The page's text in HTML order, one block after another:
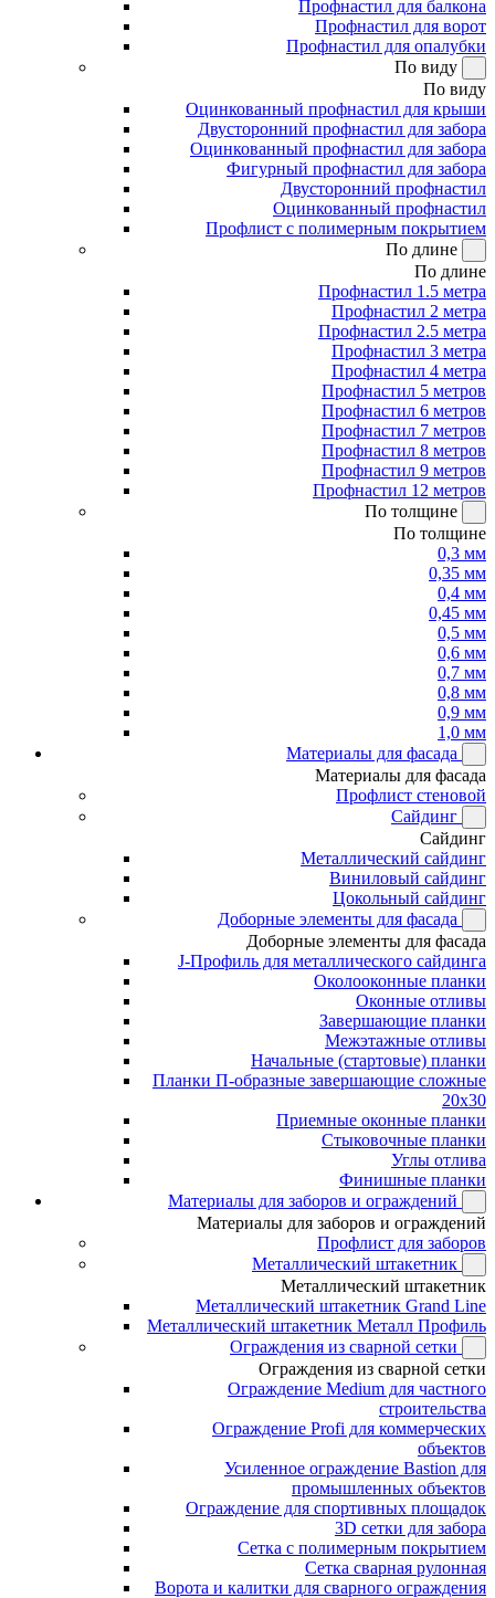
Профнастил для балкона
Профнастил для ворот
Профнастил для опалубки
По виду
По виду
Оцинкованный профнастил для крыши
Двусторонний профнастил для забора
Оцинкованный профнастил для забора
Фигурный профнастил для забора
Двусторонний профнастил
Оцинкованный профнастил
Профлист с полимерным покрытием
По длине
По длине
Профнастил 1.5 метра
Профнастил 2 метра
Профнастил 2.5 метра
Профнастил 3 метра
Профнастил 4 метра
Профнастил 5 метров
Профнастил 6 метров
Профнастил 7 метров
Профнастил 8 метров
Профнастил 9 метров
Профнастил 12 метров
По толщине
По толщине
0,3 мм
0,35 мм
0,4 мм
0,45 мм
0,5 мм
0,6 мм
0,7 мм
0,8 мм
0,9 мм
1,0 мм
Материалы для фасада
Материалы для фасада
Профлист стеновой
Сайдинг
Сайдинг
Металлический сайдинг
Виниловый сайдинг
Цокольный сайдинг
Доборные элементы для фасада
Доборные элементы для фасада
J-Профиль для металлического сайдинга
Околооконные планки
Оконные отливы
Завершающие планки
Межэтажные отливы
Начальные (стартовые) планки
Планки П-образные завершающие сложные
20x30
Приемные оконные планки
Стыковочные планки
Углы отлива
Финишные планки
Материалы для заборов и ограждений
Материалы для заборов и ограждений
Профлист для заборов
Металлический штакетник
Металлический штакетник
Металлический штакетник Grand Line
Металлический штакетник Металл Профиль
Ограждения из сварной сетки
Ограждения из сварной сетки
Ограждение Medium для частного
строительства
Ограждение Profi для коммерческих
объектов
Усиленное ограждение Bastion для
промышленных объектов
Ограждение для спортивных площадок
3D сетки для забора
Сетка с полимерным покрытием
Сетка сварная рулонная
Ворота и калитки для сварного ограждения